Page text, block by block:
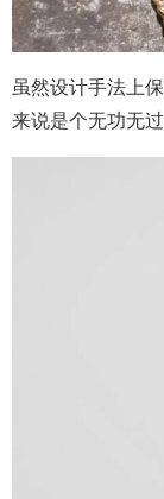
虽然设计手法上
来说是个无功无过